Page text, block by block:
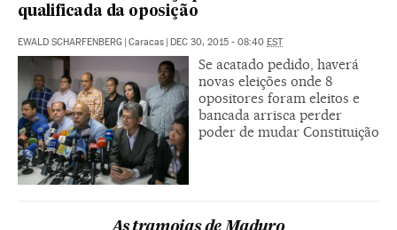
qualificada da oposição
EWALD SCHARFENBERG | Caracas | DEC 30, 2015 - 08:40 EST
Se acatado pedido, haverá
novas eleições onde 8
opositores foram eleitos e
bancada arrisca perder
poder de mudar Constituição